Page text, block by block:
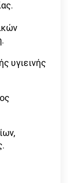
υγιεινής